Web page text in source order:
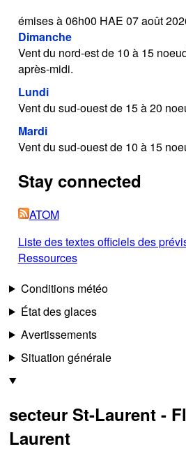
émises à 06h00 HAE 07 août
Dimanche
Vent du nord-est de 10 à 15
après-midi.
Lundi
Vent du sud-ouest de 15 à 20
Mardi
Vent du sud-ouest de 10 à 15
Stay connected
ATOM
Liste des textes officiels des
Ressources
Conditions météo
État des glaces
Avertissements
Situation générale
secteur St-Laurent -
Laurent